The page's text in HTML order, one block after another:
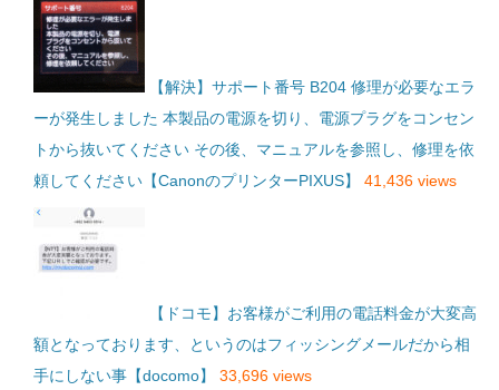
【解決】サポート番号 B204 修理が必要なエラ
ーが発生しました 本製品の電源を切り、電源プラグをコンセン
トから抜いてください その後、マニュアルを参照し、修理を依
頼してください【CanonのプリンターPIXUS】
41,436 views
【ドコモ】お客様がご利用の電話料金が大変高
額となっております、というのはフィッシングメールだから相
手にしない事【docomo】
33,696 views